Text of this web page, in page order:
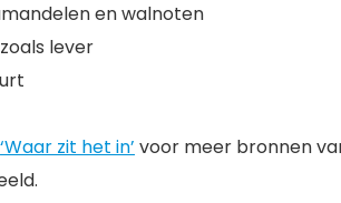
en walnoten
lever
‘Waar zit het in’ voor meer bronnen